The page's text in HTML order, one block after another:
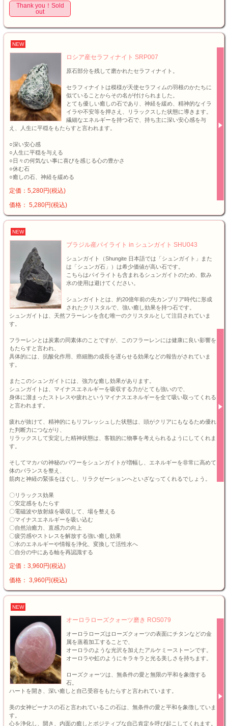
Thank you！Sold
out
NEW
ロシア産セラフィナイト SRP007
原石部分を残して磨かれたセラフィナイト。
セラフィナイトは模様が天使セラフィムの羽根のかたちに
似ていることからその名が付けられました。
とても優しい癒しの石であり、神経を緩め、精神的なイラ
イラや不安等を押さえ、リラックスした状態に導きます。
繊細なエネルギーを持つ石で、持ち主に深い安心感を与
え、人生に平穏をもたらすと言われます。
○深い安心感
○人生に平穏を与える
○日々の何気ない事に喜びを感じる心の豊かさ
○休む石
○癒しの石、神経を緩める
定価：5,280円(税込)
価格： 5,280円(税込)
NEW
ブラジル産パイライト in シュンガイト SHU043
シュンガイト（Shungite 日本語では「シュンガイト」また
は「シュンガ石」）は希少価値が高い石です。
こちらはパイライトも含まれるシュンガイトのため、飲み
水の使用は避けてください。
シュンガイトとは、約20億年前の先カンブリア時代に形成
されたクリスタルで、強い癒し効果を持つ石です。
シュンガイトは、天然フラーレンを含む唯一のクリスタルとして注目されていま
す。
フラーレンとは炭素の同素体のことですが、このフラーレンには健康に良い影響を
もたらすと言われ、
具体的には、抗酸化作用、癌細胞の成長を遅らせる効果などの報告がされていま
す。
またこのシュンガイトには、強力な癒し効果があります。
シュンガイトは、マイナスエネルギーを吸収する力がとても強いので、
身体に溜まったストレスや疲れというマイナスエネルギーを全て吸い取ってくれる
と言われます。
疲れが抜けて、精神的にもリフレッシュした状態は、頭がクリアにもなるため優れ
た判断力につながり、
リラックスして安定した精神状態は、客観的に物事を考えられるようにしてくれま
す。
そしてマカバの神秘のパワーをシュンガイトが増幅し、エネルギーを非常に高めて
体のバランスを整え、
筋肉と神経の緊張をほぐし、リラクゼーションへといざなってくれるでしょう。
〇リラックス効果
〇安定感をもたらす
〇電磁波や放射線を吸収して、場を整える
〇マイナスエネルギーを吸い込む
〇自然治癒力、直感力の向上
〇疲労感やストレスを解放する強い癒し効果
〇水のエネルギーや情報を浄化、変換して活性水へ
〇自分の中にある軸を再認識する
定価：3,960円(税込)
価格： 3,960円(税込)
NEW
オーロラローズクォーツ磨き ROS079
オーロラローズはローズクォーツの表面にチタンなどの金
属を蒸着加工することで、
オーロラのような光沢を加えたアルケミーストーンです。
オーロラや虹のようにキラキラと光る美しさを持ちます。
ローズクォーツは、無条件の愛と無限の平和を象徴する
石。
ハートを開き、深い癒しと自己受容をもたらすと言われています。
美の女神ビーナスの石と言われているこの石は、無条件の愛と平和を象徴していま
す。
心を浄化し、開き、内面の癒しとポジティブな自己肯定を呼び起こしてくれます。